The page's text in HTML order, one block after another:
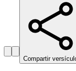
Compartir